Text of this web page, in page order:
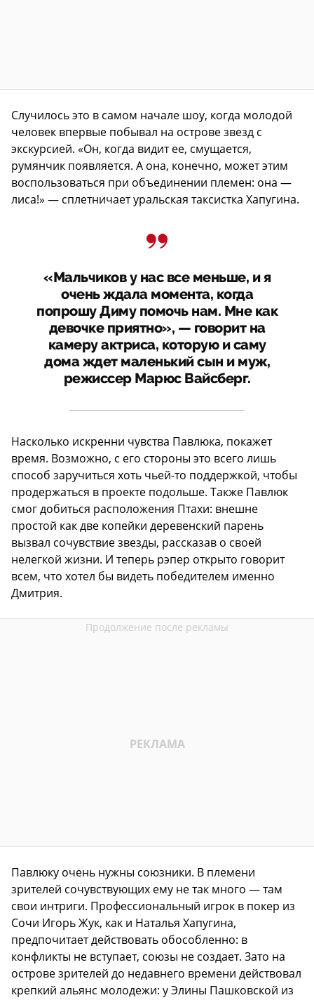
Случилось это в самом начале шоу, когда молодой
человек впервые побывал на острове звезд с
экскурсией. «Он, когда видит ее, смущается,
румянчик появляется. А она, конечно, может этим
воспользоваться при объединении племен: она —
лиса!» — сплетничает уральская таксистка Хапугина.
«Мальчиков у нас все меньше, и я
очень ждала момента, когда
попрошу Диму помочь нам. Мне как
девочке приятно», — говорит на
камеру актриса, которую и саму
дома ждет маленький сын и муж,
режиссер Марюс Вайсберг.
Насколько искренни чувства Павлюка, покажет
время. Возможно, с его стороны это всего лишь
способ заручиться хоть чьей-то поддержкой, чтобы
продержаться в проекте подольше. Также Павлюк
смог добиться расположения Птахи: внешне
простой как две копейки деревенский парень
вызвал сочувствие звезды, рассказав о своей
нелегкой жизни. И теперь рэпер открыто говорит
всем, что хотел бы видеть победителем именно
Дмитрия.
Павлюку очень нужны союзники. В племени
зрителей сочувствующих ему не так много — там
свои интриги. Профессиональный игрок в покер из
Сочи Игорь Жук, как и Наталья Хапугина,
предпочитает действовать обособленно: в
конфликты не вступает, союзы не создает. Зато на
острове зрителей до недавнего времени действовал
крепкий альянс молодежи: у Элины Пашковской из